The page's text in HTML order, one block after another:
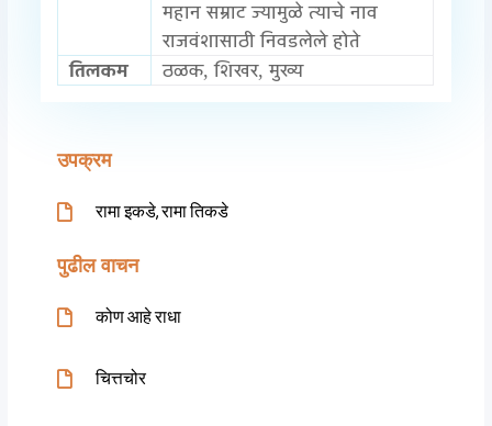
महान सम्राट ज्यामुळे त्याचे नाव
राजवंशासाठी निवडलेले होते
तिलकम
ठळक, शिखर, मुख्य
उपक्रम
रामा इकडे, रामा तिकडे
पुढील वाचन
कोण आहे राधा
चित्तचोर